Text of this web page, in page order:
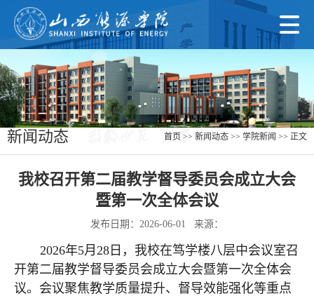
新闻动态 首页 >> 新闻动态 >> 学院新闻 >> 正文
我校召开第二届教学督导委员会成立大会
暨第一次全体会议
发布日期：2026-06-01 来源：
2026年5月28日，我校在笃学楼八层中会议室召
开第二届教学督导委员会成立大会暨第一次全体会
议。会议聚焦教学质量提升、督导效能强化等重点